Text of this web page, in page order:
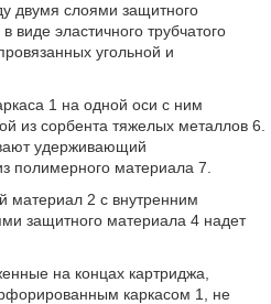
двумя слоями защитного
эластичного трубчатого
угольной и
1 на одной оси с ним
из сорбента тяжелых металлов 6.
удерживающий
полимерного материала 7.
2 с внутренним
защитного материала 4 надет
на концах картриджа,
каркасом 1, не